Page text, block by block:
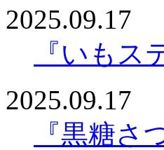
2025.09.17
『いも
2025.09.17
『黒糖